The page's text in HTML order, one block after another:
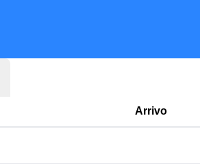
Arrivo